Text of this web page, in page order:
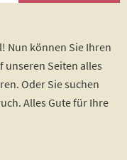
Nun können Sie Ihren
Seiten alles
Oder Sie suchen
Alles Gute für Ihre